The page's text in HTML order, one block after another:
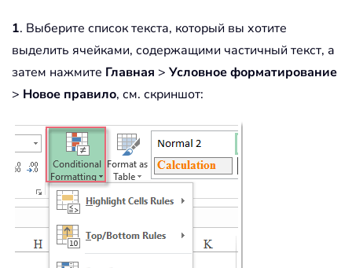
1. Выберите список текста, который вы хотите
выделить ячейками, содержащими частичный текст, а
затем нажмите Главная > Условное форматирование
> Новое правило, см. скриншот: